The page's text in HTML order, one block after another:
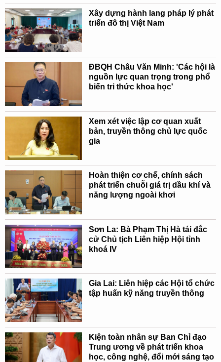
Xây dựng hành lang pháp lý phát
triển đô thị Việt Nam
ĐBQH Châu Văn Minh: 'Các hội là
nguồn lực quan trọng trong phổ
biến tri thức khoa học'
Xem xét việc lập cơ quan xuất
bản, truyền thông chủ lực quốc
gia
Hoàn thiện cơ chế, chính sách
phát triển chuỗi giá trị dầu khí và
năng lượng ngoài khơi
Sơn La: Bà Phạm Thị Hà tái đắc
cử Chủ tịch Liên hiệp Hội tỉnh
khoá IV
Gia Lai: Liên hiệp các Hội tổ chức
tập huấn kỹ năng truyền thông
Kiện toàn nhân sự Ban Chỉ đạo
Trung ương về phát triển khoa
học, công nghệ, đổi mới sáng tạo